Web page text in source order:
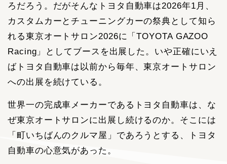
ろだろう。だがそんなトヨタ自動車は2026年1月、
カスタムカーとチューニングカーの祭典として知ら
れる東京オートサロン2026に「TOYOTA GAZOO
Racing」としてブースを出展した。いや正確にいえ
ばトヨタ自動車は以前から毎年、東京オートサロン
への出展を続けている。
世界一の完成車メーカーであるトヨタ自動車は、な
ぜ東京オートサロンに出展し続けるのか。そこには
「町いちばんのクルマ屋」であろうとする、トヨタ
自動車の心意気があった。